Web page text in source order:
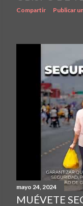
Compartir Publicar
mayo 24, 2024
MUÉVETE